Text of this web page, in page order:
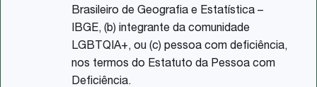
Brasileiro de Geografia e Estatística –
IBGE, (b) integrante da comunidade
LGBTQIA+, ou (c) pessoa com deficiência,
nos termos do Estatuto da Pessoa com
Deficiência.